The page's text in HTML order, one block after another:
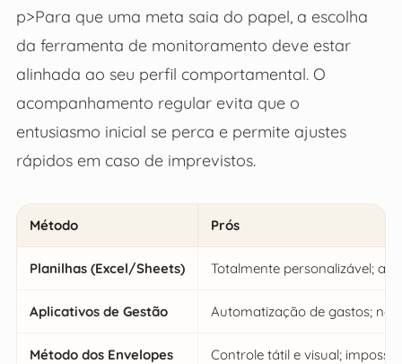
p>Para que uma meta saia do papel, a escolha
da ferramenta de monitoramento deve estar
alinhada ao seu perfil comportamental. O
acompanhamento regular evita que o
entusiasmo inicial se perca e permite ajustes
rápidos em caso de imprevistos.
Método Prós
Planilhas (Excel/Sheets) Totalmente personalizável;
Aplicativos de Gestão Automatização de gastos;
Método dos Envelopes Controle tátil e visual;